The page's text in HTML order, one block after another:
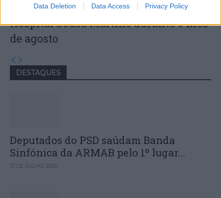
Data Deletion Data Access Privacy Policy
Colheita de sangue regressa ao
Hospital Sousa Martins durante o mês
de agosto
DESTAQUES
Deputados do PSD saúdam Banda
Sinfónica da ARMAB pelo 1º lugar...
31 DE JULHO, 2026